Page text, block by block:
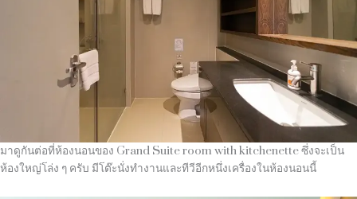
มาดูกันต่อที่ห้องนอนของ Grand Suite room with kitchenette ซึ่งจะเป็น
ห้องใหญ่โล่ง ๆ ครับ มีโต๊ะนั่งทำงานและทีวีอีกหนึ่งเครื่องในห้องนอนนี้